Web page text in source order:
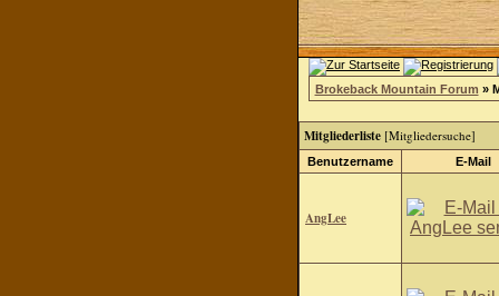
Brokeback Mountain Forum »
Mitgliederliste [Mitgliedersuche]
Benutzername E-Mail
AngLee